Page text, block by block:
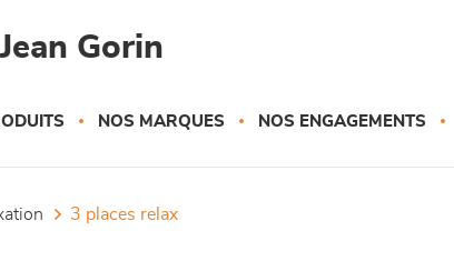
Gorin
NOS MARQUES NOS ENGAGEMENTS
3 places relax